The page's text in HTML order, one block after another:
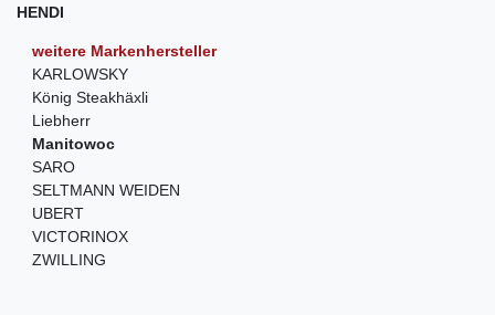
HENDI
weitere Markenhersteller
KARLOWSKY
König Steakhäxli
Liebherr
Manitowoc
SARO
SELTMANN WEIDEN
UBERT
VICTORINOX
ZWILLING